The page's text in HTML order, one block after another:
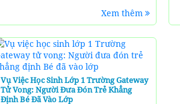
Xem thêm
Vụ Việc Học Sinh Lớp 1 Trường Gateway
Tử Vong: Người Đưa Đón Trẻ Khẳng
Định Bé Đã Vào Lớp